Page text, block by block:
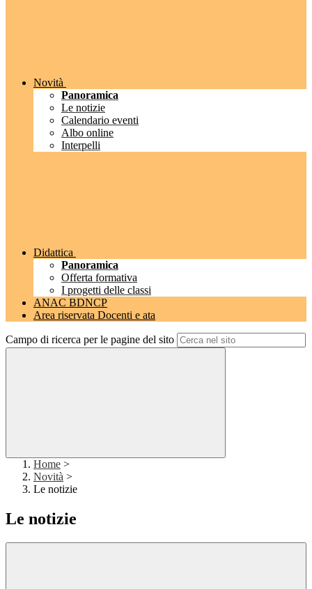
Novità
Panoramica
Le notizie
Calendario eventi
Albo online
Interpelli
Didattica
Panoramica
Offerta formativa
I progetti delle classi
ANAC BDNCP
Area riservata Docenti e ata
Campo di ricerca per le pagine del sito
Home >
Novità >
Le notizie
Le notizie